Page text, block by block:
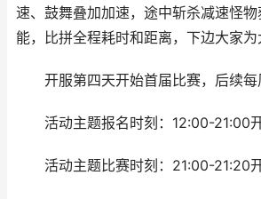
速、鼓舞叠加加速，途中斩杀减速怪
能，比拼全程耗时和距离，下边大家
开服第四天开始首届比赛，后续每
活动主题报名时刻：12:00-21:00
活动主题比赛时刻：21:00-21:20